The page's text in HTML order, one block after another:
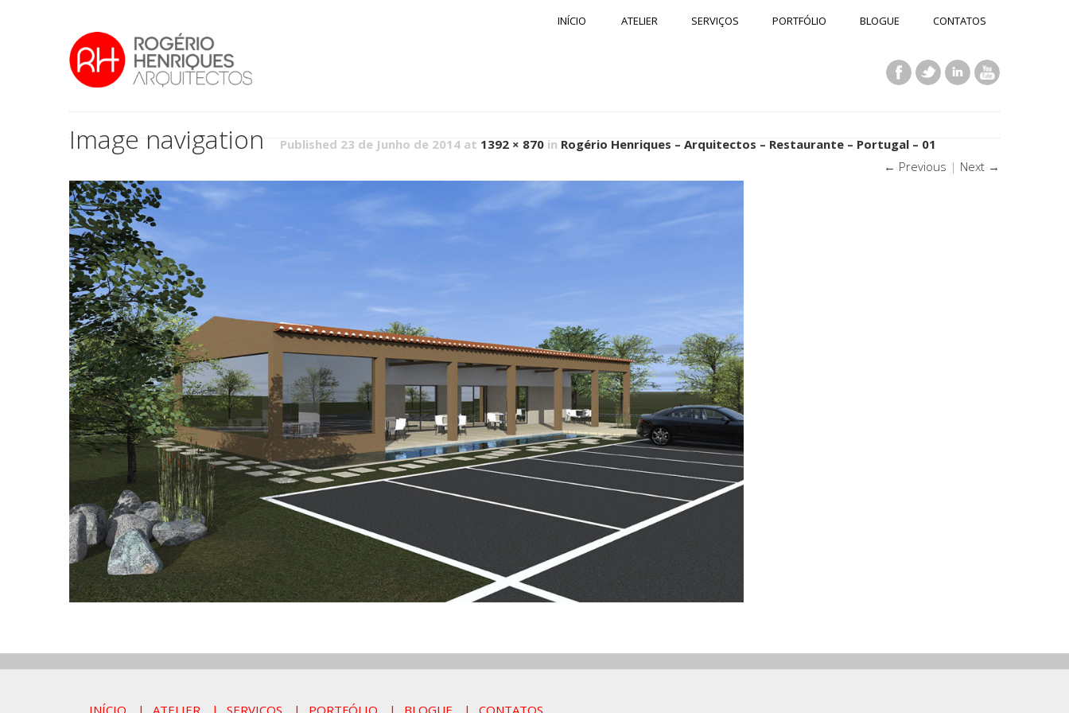
INÍCIO ATELIER SERVIÇOS PORTFÓLIO BLOGUE CONTATOS
Image navigation Published 23 de Junho de 2014 at 1392 × 870 in Rogério Henriques – Arquitectos – Restaurante – Portugal – 01
← Previous | Next →
INÍCIO ATELIER SERVIÇOS PORTFÓLIO BLOGUE CONTATOS